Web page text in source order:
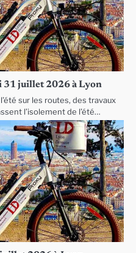
31 juillet 2026 à Lyon
sur les routes, des travaux
l’isolement de l’été…